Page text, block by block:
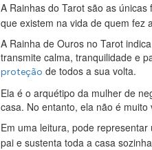
A Rainhas do Tarot são as
que existem na vida de quem fez
A Rainha de Ouros no Tarot
transmite calma, tranquilidade e
proteção de todos a sua volta.
Ela é o arquétipo da mulher de
casa. No entanto, ela não é
Em uma leitura, pode
pai e sustenta toda a casa